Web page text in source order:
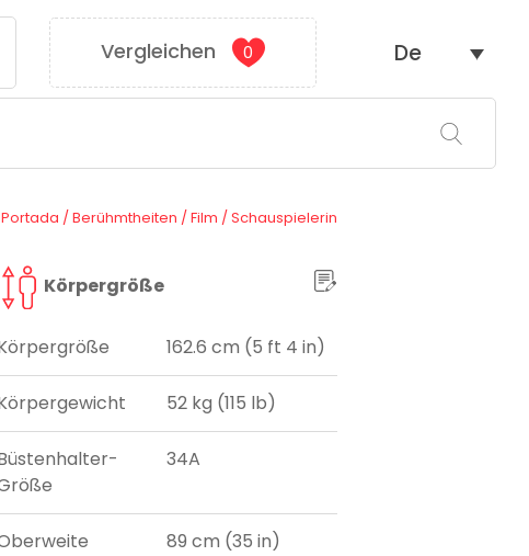
Vergleichen 0 De
Portada /Berühmtheiten /Film /Schauspielerin
Körpergröße
162.6 cm (5 ft 4 in)
52 kg (115 lb)
34A
89 cm (35 in)